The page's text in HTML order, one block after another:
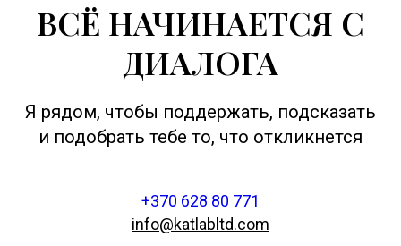
ВСЁ НАЧИНАЕТСЯ С
ДИАЛОГА
Я рядом, чтобы поддержать, подсказать
и подобрать тебе то, что откликнется
+370 628 80 771
info@katlabltd.com